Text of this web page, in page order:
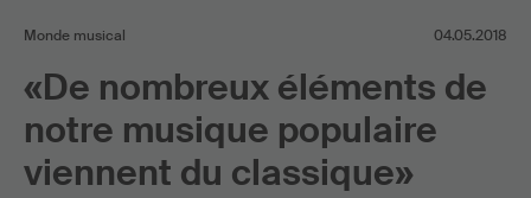
Monde musical 04.05.2018
«De nombreux éléments de
notre musique populaire
viennent du classique»